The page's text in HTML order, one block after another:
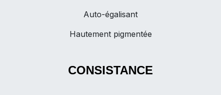
Auto-égalisant
Hautement pigmentée
CONSISTANCE